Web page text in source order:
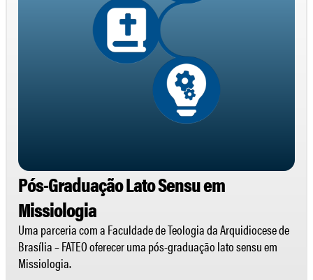
Pós-Graduação Lato Sensu em
Missiologia
Uma parceria com a Faculdade de Teologia da Arquidiocese de
Brasília – FATEO oferecer uma pós-graduação lato sensu em
Missiologia.